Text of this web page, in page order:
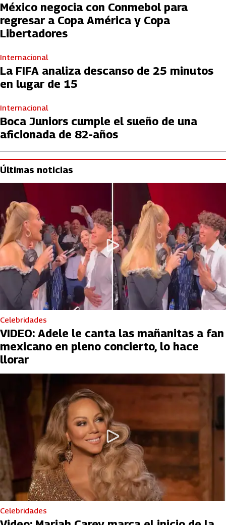
México negocia con Conmebol para
regresar a Copa América y Copa
Libertadores
Internacional
La FIFA analiza descanso de 25 minutos
en lugar de 15
Internacional
Boca Juniors cumple el sueño de una
aficionada de 82-años
Últimas noticias
Celebridades
VIDEO: Adele le canta las mañanitas a fan
mexicano en pleno concierto, lo hace
llorar
Celebridades